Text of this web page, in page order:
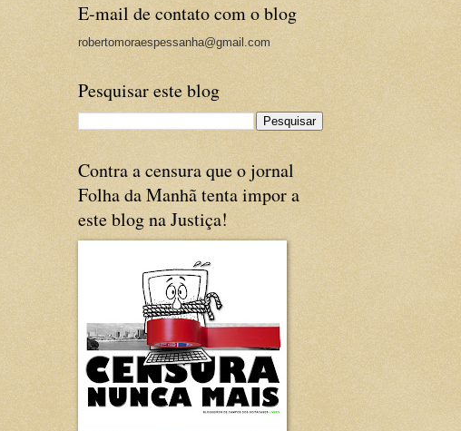
E-mail de contato com o blog
robertomoraespessanha@gmail.com
Pesquisar este blog
Contra a censura que o jornal
Folha da Manhã tenta impor a
este blog na Justiça!